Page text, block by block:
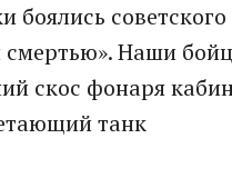
Наши
скос фонаря
танк